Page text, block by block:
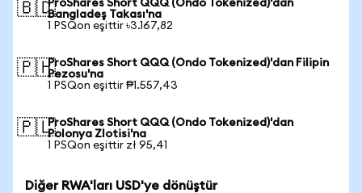
🇧🇩ProShares Short QQQ (Ondo Tokenized)'dan
Bangladeş Takası'na
1 PSQon eşittir ৳3.167,82
🇵🇭ProShares Short QQQ (Ondo Tokenized)'dan Filipin
Pezosu'na
1 PSQon eşittir ₱1.557,43
🇵🇱ProShares Short QQQ (Ondo Tokenized)'dan
Polonya Zlotisi'na
1 PSQon eşittir zł 95,41
Diğer RWA'ları USD'ye dönüştür